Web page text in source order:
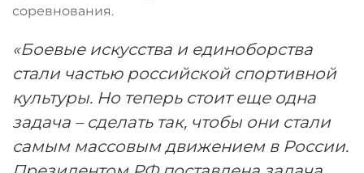
соревнования.
«Боевые искусства и единоборства
стали частью российской спортивной
культуры. Но теперь стоит еще одна
задача – сделать так, чтобы они стали
самым массовым движением в России.